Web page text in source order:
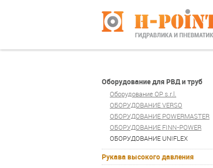
Оборудование для РВД и труб
Оборудование OP s.r.l.
ОБОРУДОВАНИЕ VERSO
ОБОРУДОВАНИЕ POWERMASTER
ОБОРУДОВАНИЕ FINN-POWER
ОБОРУДОВАНИЕ UNIFLEX
Рукава высокого давления